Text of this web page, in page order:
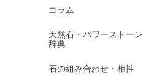
コラム
天然石・パワーストーン
辞典
石の組み合わせ・相性